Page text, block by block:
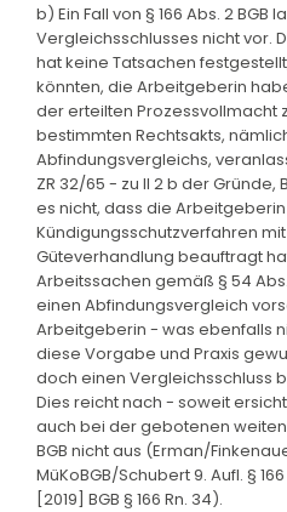
b) Ein Fall von § 166 Abs. 2 BGB
Vergleichsschlusses nicht vor.
hat keine Tatsachen
könnten, die Arbeitgeberin
der erteilten Prozessvollmacht
bestimmten Rechtsakts,
Abfindungsvergleichs,
ZR 32/65 - zu II 2 b der Gründe,
es nicht, dass die
Kündigungsschutzverfahren
Güteverhandlung beauftragt
Arbeitssachen gemäß § 54
einen Abfindungsvergleich
Arbeitgeberin - was ebenfalls
diese Vorgabe und Praxis
doch einen Vergleichsschluss
Dies reicht nach - soweit
auch bei der gebotenen weiten
BGB nicht aus (Erman/
MüKoBGB/Schubert 9. Aufl. §
[2019] BGB § 166 Rn. 34).